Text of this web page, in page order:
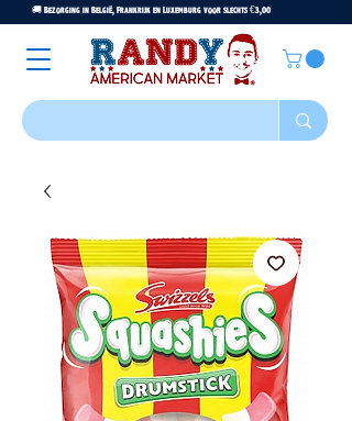
🚚 Bezorging in België, Frankrijk en Luxemburg voor slechts €3,00